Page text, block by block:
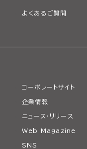
よくあるご質問
コーポレートサイト
企業情報
ニュース・リリース
Web Magazine
SNS